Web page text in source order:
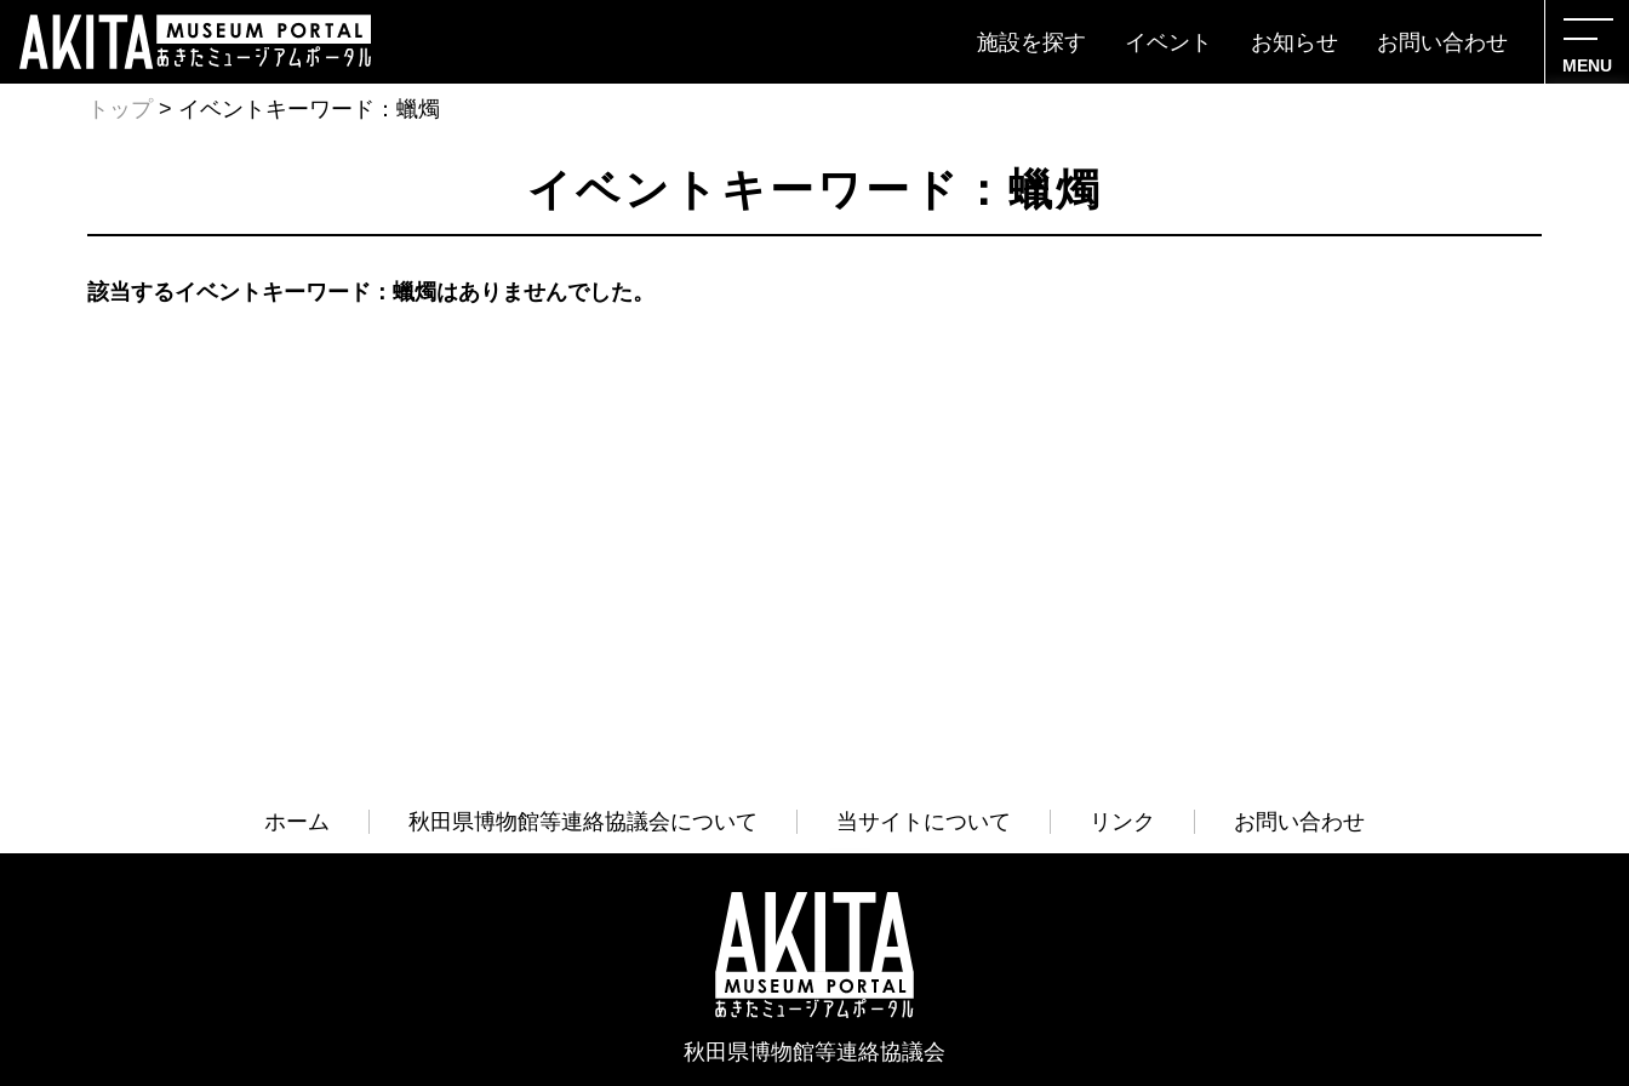
施設を探す イベント お知らせ お問い合わせ
MENU
トップ> イベントキーワード：蠟燭
イベントキーワード：蠟燭
該当するイベントキーワード：蠟燭はありませんでした。
ホーム 秋田県博物館等連絡協議会について 当サイトについて リンク お問い合わせ
秋田県博物館等連絡協議会